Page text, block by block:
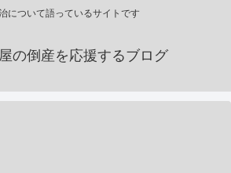
について語っているサイトです
の倒産を応援するブログ